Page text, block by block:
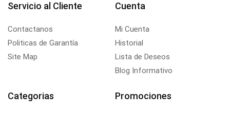
Servicio al Cliente
Contactanos
Politicas de Garantía
Site Map
Cuenta
Mi Cuenta
Historial
Lista de Deseos
Blog Informativo
Categorias Promociones